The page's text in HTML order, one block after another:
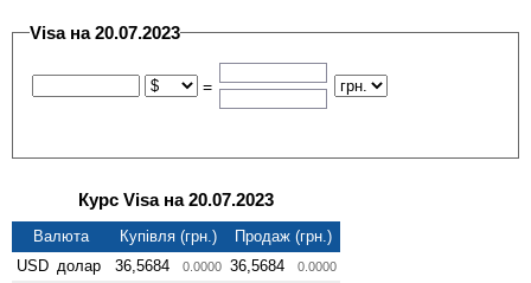
Visa на 20.07.2023
=
Курс Visa на 20.07.2023
Валюта Купівля (грн.)
Продаж (грн.)
USD долар 36,5684 0.0000 36,5684 0.0000